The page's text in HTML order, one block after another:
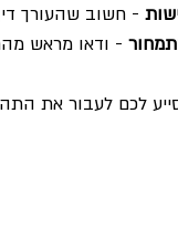
- חשוב שהעורך
- ודאו מראש
לכם לעבור את